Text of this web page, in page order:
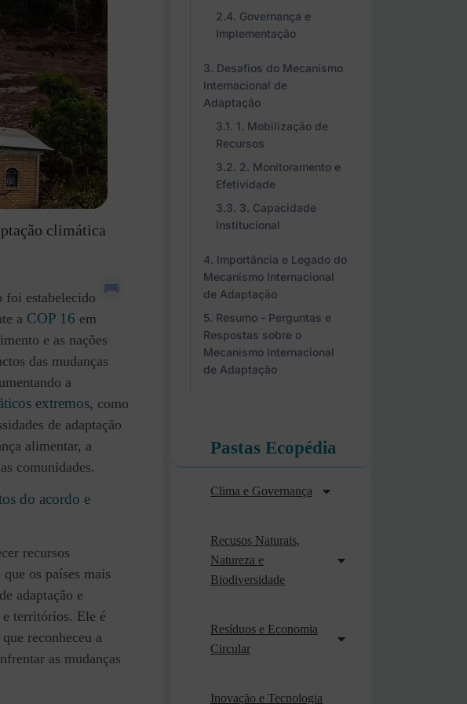
climática
foi estabelecido
a COP 16 em
e as nações
das mudanças
a
extremos, como
de adaptação
alimentar, a
comunidades.
do acordo e
recursos
os países mais
adaptação e
e territórios. Ele é
que reconheceu a
as mudanças
Governança e
Implementação
Desafios do Mecanismo
Internacional de
Adaptação
1. Mobilização de
Recursos
2. Monitoramento e
Efetividade
3. Capacidade
Institucional
Importância e Legado do
Mecanismo Internacional
de Adaptação
Resumo - Perguntas e
Respostas sobre o
Mecanismo Internacional
de Adaptação
Pastas Ecopédia
Clima e Governança
Recusos Naturais,
Natureza e
Biodiversidade
Resíduos e Economia
Circular
Inovação e Tecnologia